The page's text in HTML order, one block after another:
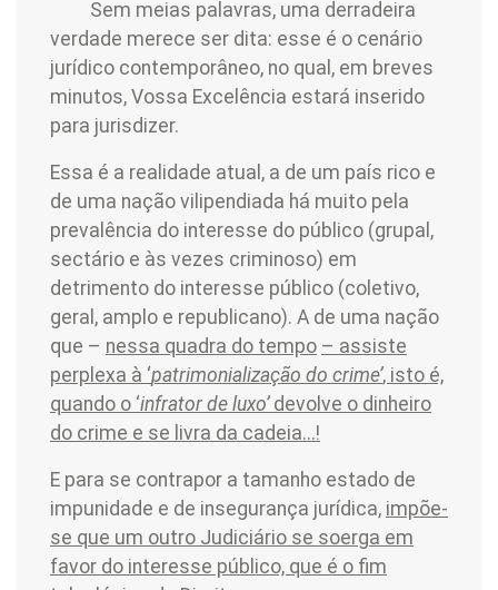
Sem meias palavras, uma derradeira
verdade merece ser dita: esse é o cenário
jurídico contemporâneo, no qual, em breves
minutos, Vossa Excelência estará inserido
para jurisdizer.
Essa é a realidade atual, a de um país rico e
de uma nação vilipendiada há muito pela
prevalência do interesse do público (grupal,
sectário e às vezes criminoso) em
detrimento do interesse público (coletivo,
geral, amplo e republicano). A de uma nação
que – nessa quadra do tempo – assiste
perplexa à ‘patrimonialização do crime’, isto é,
quando o ‘infrator de luxo’devolve o dinheiro
do crime e se livra da cadeia...!
E para se contrapor a tamanho estado de
impunidade e de insegurança jurídica, impõe-
se que um outro Judiciário se soerga em
favor do interesse público, que é o fim